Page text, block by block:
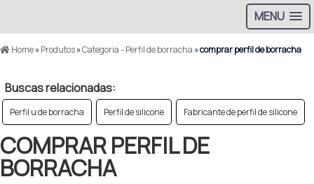
MENU
Home»Produtos»Categoria - Perfil de borracha »comprar perfil de borracha
Buscas relacionadas:
Perfil u de borracha Perfil de silicone Fabricante de perfil de silicone
COMPRAR PERFIL DE
BORRACHA